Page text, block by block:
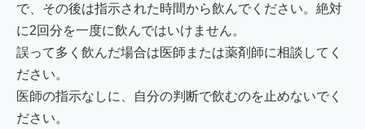
で、その後は指示された時間から飲んでください。絶対
に2回分を一度に飲んではいけません。
誤って多く飲んだ場合は医師または薬剤師に相談してく
ださい。
医師の指示なしに、自分の判断で飲むのを止めないでく
ださい。